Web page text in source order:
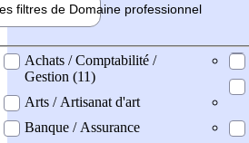
filtres de Domaine professionnel
professionel
Achats / Comptabilité /
Gestion (11)
Arts / Artisanat d'art
Banque / Assurance